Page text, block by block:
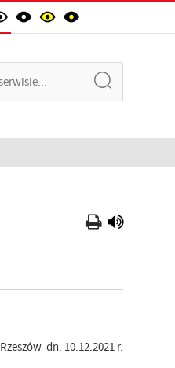
Rzeszów dn. 10.12.2021 r.